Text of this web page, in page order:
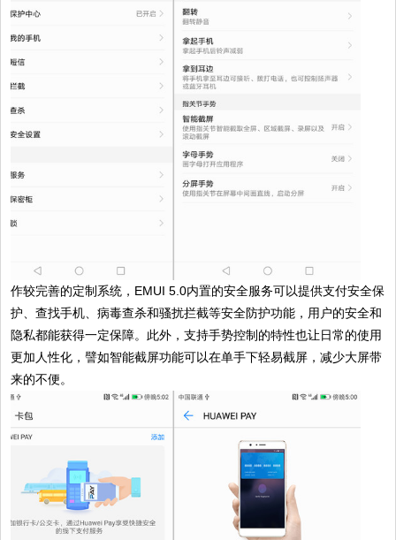
作较完善的定制系统，EMUI 5.0内置的安全服务可以提供支付安全保
护、查找手机、病毒查杀和骚扰拦截等安全防护功能，用户的安全和
隐私都能获得一定保障。此外，支持手势控制的特性也让日常的使用
更加人性化，譬如智能截屏功能可以在单手下轻易截屏，减少大屏带
来的不便。